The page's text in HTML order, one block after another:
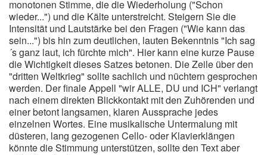
monotonen Stimme, die die Wiederholung ("Schon
wieder...") und die Kälte unterstreicht. Steigern Sie die
Intensität und Lautstärke bei den Fragen ("Wie kann das
sein...") bis hin zum deutlichen, lauten Bekenntnis "Ich sag
´s ganz laut, ich fürchte mich". Hier kann eine kurze Pause
die Wichtigkeit dieses Satzes betonen. Die Zeile über den
"dritten Weltkrieg" sollte sachlich und nüchtern gesprochen
werden. Der finale Appell "wir ALLE, DU und ICH" verlangt
nach einem direkten Blickkontakt mit den Zuhörenden und
einer betont langsamen, klaren Aussprache jedes
einzelnen Wortes. Eine musikalische Untermalung mit
düsteren, lang gezogenen Cello- oder Klavierklängen
könnte die Stimmung unterstützen, sollte den Text aber